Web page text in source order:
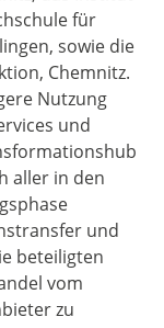
für
sowie die
Chemnitz.
Nutzung
und
aller in den
und
beteiligten
vom
zu